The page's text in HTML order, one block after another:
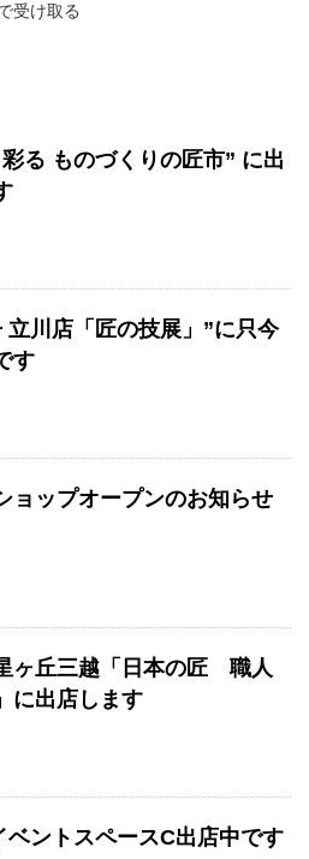
受け取る
る ものづくりの匠市” に出
立川店「匠の技展」”に只今
す
ョップオープンのお知らせ
ヶ丘三越「日本の匠 職人
に出店します
ベントスペースC出店中です